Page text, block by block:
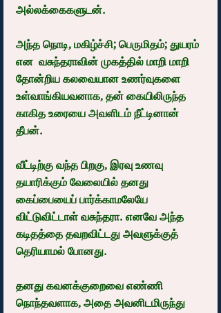
அல்லக்கைகளுடன்.
அந்த நொடி, மகிழ்ச்சி; பெருமிதம்; துயரம்
என  வசுந்தராவின் முகத்தில் மாறி மாறி
தோன்றிய கலவையான உணர்வுகளை
உள்வாங்கியவனாக, தன் கையிலிருந்த
காகித உரையை அவளிடம் நீட்டினான்
தீபன்.
வீட்டிற்கு வந்த பிறகு, இரவு உணவு
தயாரிக்கும் வேலையில் தனது
கைப்பையைப் பார்க்காமலேயே
விட்டுவிட்டாள் வசுந்தரா. எனவே அந்த
கடிதத்தை தவறவிட்டது அவளுக்குத்
தெரியாமல் போனது.
தனது கவனக்குறைவை எண்ணி
நொந்தவளாக, அதை அவனிடமிருந்து